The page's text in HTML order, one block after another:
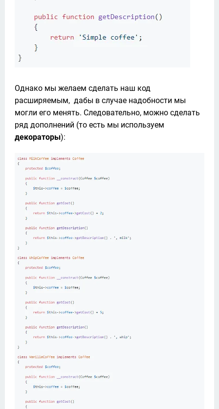
Однако мы желаем сделать наш код
расширяемым,  дабы в случае надобности мы
могли его менять. Следовательно, можно сделать
декораторы):